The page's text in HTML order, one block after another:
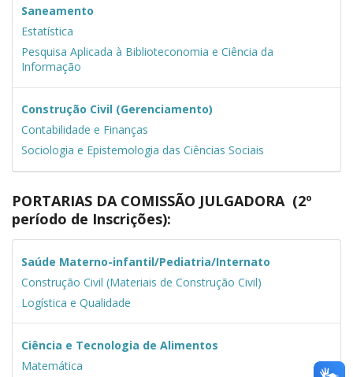
Saneamento
Estatística
Pesquisa Aplicada à Biblioteconomia e Ciência da
Informação
Construção Civil (Gerenciamento)
Contabilidade e Finanças
Sociologia e Epistemologia das Ciências Sociais
PORTARIAS DA COMISSÃO JULGADORA (2º
período de Inscrições):
Saúde Materno-infantil/Pediatria/Internato
Construção Civil (Materiais de Construção Civil)
Logística e Qualidade
Ciência e Tecnologia de Alimentos
Matemática